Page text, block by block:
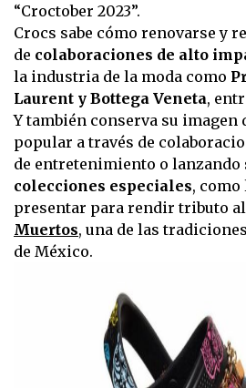
“Croctober 2023”.
Crocs sabe cómo renovarse y
de colaboraciones de alto
la industria de la moda como
Laurent y Bottega Veneta,
Y también conserva su imagen
popular a través de
de entretenimiento o lanzando
colecciones especiales, como
presentar para rendir tributo al
Muertos, una de las
de México.